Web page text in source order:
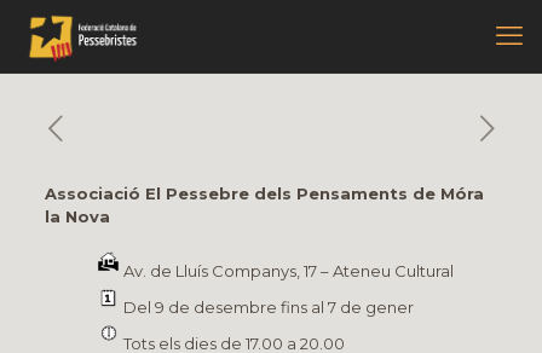
Associació El Pessebre dels Pensaments de Móra
la Nova
Av. de Lluís Companys, 17 – Ateneu Cultural
Del 9 de desembre fins al 7 de gener
Tots els dies de 17.00 a 20.00